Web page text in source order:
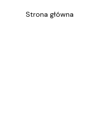
Strona główna